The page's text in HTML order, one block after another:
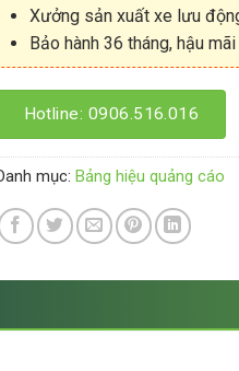
Xưởng sản xuất xe lưu
Bảo hành 36 tháng, hậu
Hotline: 0906.516.016
mục: Bảng hiệu quảng cáo